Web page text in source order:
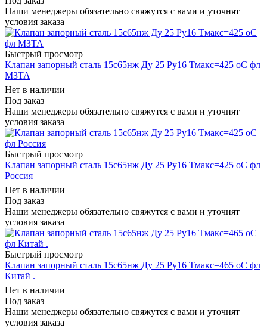
Наши менеджеры обязательно свяжутся с вами и уточнят
условия заказа
Быстрый просмотр
Клапан запорный сталь 15с65нж Ду 25 Ру16 Тмакс=425 оС фл
МЗТА
Нет в наличии
Под заказ
Наши менеджеры обязательно свяжутся с вами и уточнят
условия заказа
Быстрый просмотр
Клапан запорный сталь 15с65нж Ду 25 Ру16 Тмакс=425 оС фл
Россия
Нет в наличии
Под заказ
Наши менеджеры обязательно свяжутся с вами и уточнят
условия заказа
Быстрый просмотр
Клапан запорный сталь 15с65нж Ду 25 Ру16 Тмакс=465 оС фл
Китай .
Нет в наличии
Под заказ
Наши менеджеры обязательно свяжутся с вами и уточнят
условия заказа